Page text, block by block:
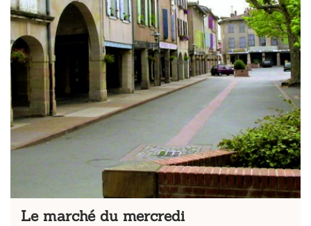
Le marché du mercredi